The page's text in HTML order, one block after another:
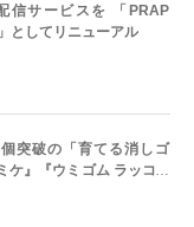
信サービスを 「PRAP
としてリニューアル
突破の「育てる消しゴ
ケ』『ウミゴム ラッコ』